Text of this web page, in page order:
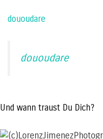
dououdare
dououdare
Und wann traust Du Dich?